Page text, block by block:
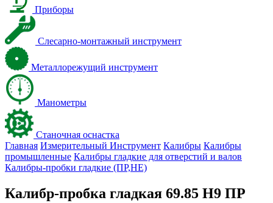
Приборы
Слесарно-монтажный инструмент
Металлорежущий инструмент
Манометры
Станочная оснастка
Главная Измерительный Инструмент Калибры Калибры
промышленные Калибры гладкие для отверстий и валов
Калибры-пробки гладкие (ПР,НЕ)
Калибр-пробка гладкая 69.85 Н9 ПР